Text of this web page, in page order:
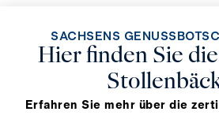
SACHSENS
Hier finden Sie
Erfahren Sie mehr über die